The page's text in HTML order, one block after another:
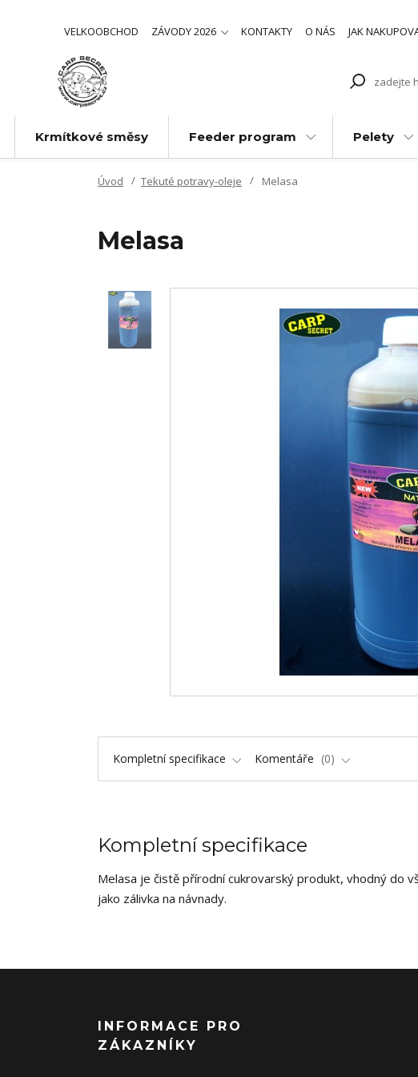
VELKOOBCHOD ZÁVODY 2026 KONTAKTY O NÁS JAK
Krmítkové směsy Feeder program Pelety
Úvod Tekuté potravy-oleje Melasa
Melasa
Kompletní specifikace Komentáře 0
Kompletní specifikace
Melasa je čistě přírodní cukrovarský produkt, vhodný do
jako zálivka na návnady.
INFORMACE PRO
ZÁKAZNÍKY